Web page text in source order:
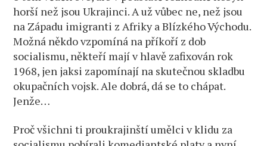
horší než jsou Ukrajinci. A už vůbec ne, než jsou
na Západu imigranti z Afriky a Blízkého Východu.
Možná někdo vzpomíná na příkoří z dob
socialismu, někteří mají v hlavě zafixován rok
1968, jen jaksi zapomínají na skutečnou skladbu
okupačních vojsk. Ale dobrá, dá se to chápat.
Jenže…
Proč všichni ti proukrajinští umělci v klidu za